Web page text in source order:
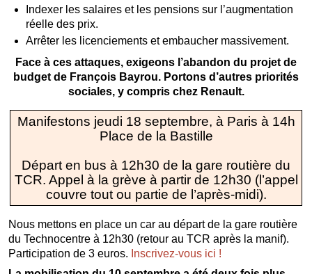
Indexer les salaires et les pensions sur l’augmentation
réelle des prix.
Arrêter les licenciements et embaucher massivement.
Face à ces attaques, exigeons l’abandon du projet de
budget de François Bayrou. Portons d’autres priorités
sociales, y compris chez Renault.
Manifestons jeudi 18 septembre, à Paris à 14h
Place de la Bastille
Départ en bus à 12h30 de la gare routière du
TCR. Appel à la grève à partir de 12h30 (l’appel
couvre tout ou partie de l’après-midi).
Nous mettons en place un car au départ de la gare routière
du Technocentre à 12h30 (retour au TCR après la manif).
Participation de 3 euros. Inscrivez-vous ici !